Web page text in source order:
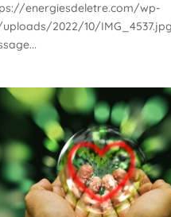
energiesdeletre.com/wp-
2022/10/